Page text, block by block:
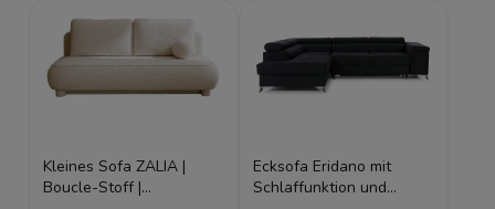
Kleines Sofa ZALIA |
Boucle-Stoff |
Ecksofa Eridano mit
Schlaffunktion und